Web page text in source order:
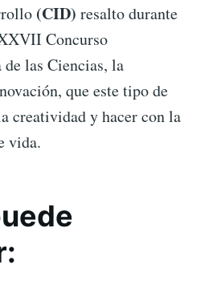
(CID) resalto durante
Concurso
las Ciencias, la
que este tipo de
creatividad y hacer con la
vida.